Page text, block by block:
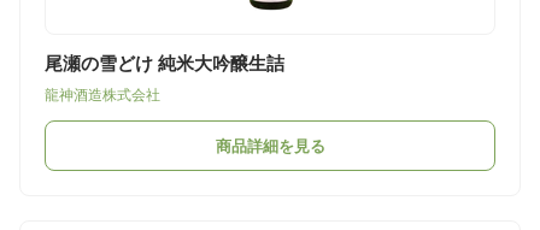
尾瀬の雪どけ 純米大吟醸生詰
龍神酒造株式会社
商品詳細を見る